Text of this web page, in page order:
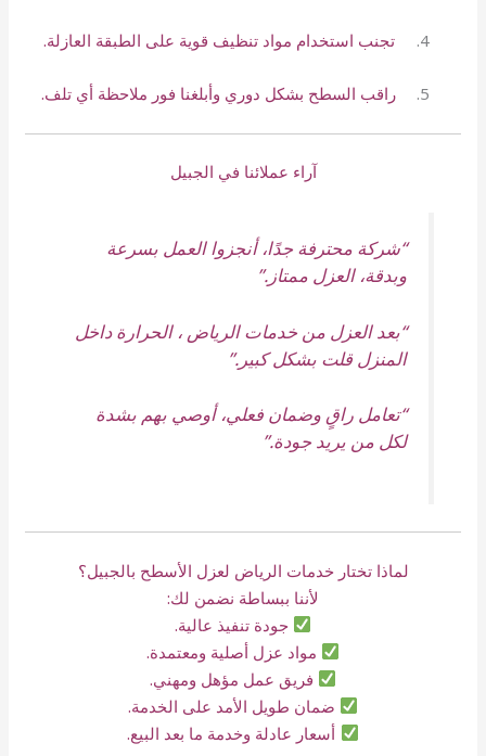
تجنب استخدام مواد تنظيف قوية على الطبقة العازلة.
راقب السطح بشكل دوري وأبلغنا فور ملاحظة أي تلف.
آراء عملائنا في الجبيل
“شركة محترفة جدًا، أنجزوا العمل بسرعة
وبدقة، العزل ممتاز.”
“بعد العزل من خدمات الرياض ، الحرارة داخل
المنزل قلت بشكل كبير.”
“تعامل راقٍ وضمان فعلي، أوصي بهم بشدة
لكل من يريد جودة.”
لماذا تختار خدمات الرياض لعزل الأسطح بالجبيل؟
لأننا ببساطة نضمن لك:
جودة تنفيذ عالية.
مواد عزل أصلية ومعتمدة.
فريق عمل مؤهل ومهني.
ضمان طويل الأمد على الخدمة.
أسعار عادلة وخدمة ما بعد البيع.